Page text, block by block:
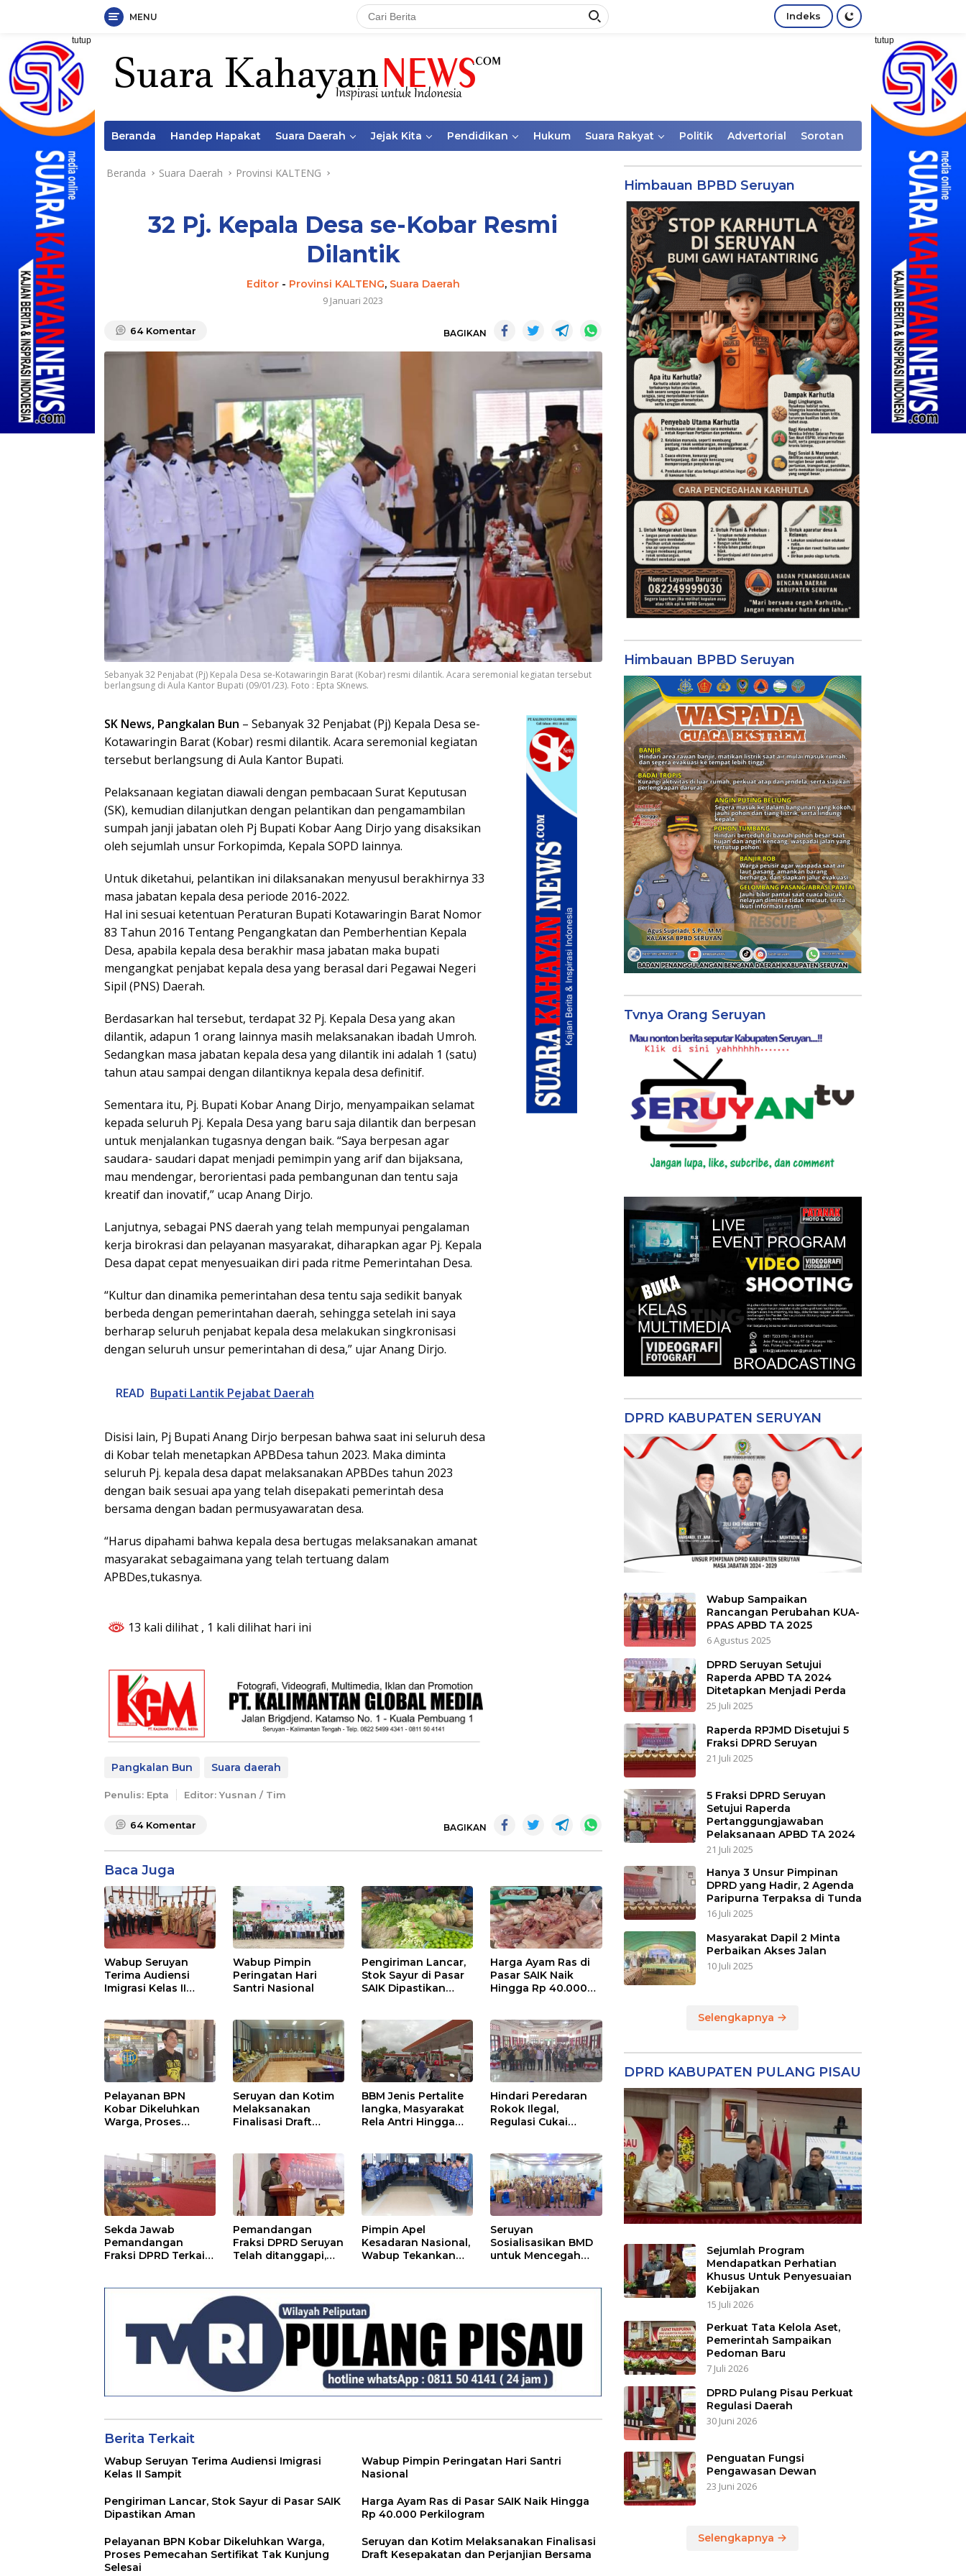
Langsung
konten
MENU Indeks
tutup tutup
Beranda Handep Hapakat Suara Daerah Jejak Kita Pendidikan Hukum Suara Rakyat Politik Advertorial Sorotan
Beranda Suara Daerah Provinsi KALTENG
32 Pj. Kepala Desa se-Kobar Resmi
Dilantik
Editor- Provinsi KALTENG, Suara Daerah
9 Januari 2023
64 Komentar BAGIKAN
Sebanyak 32 Penjabat (Pj) Kepala Desa se-Kotawaringin Barat (Kobar) resmi dilantik. Acara seremonial kegiatan tersebut
berlangsung di Aula Kantor Bupati (09/01/23). Foto : Epta SKnews.
SK News, Pangkalan Bun – Sebanyak 32 Penjabat (Pj) Kepala Desa se-
Kotawaringin Barat (Kobar) resmi dilantik. Acara seremonial kegiatan
tersebut berlangsung di Aula Kantor Bupati.
Pelaksanaan kegiatan diawali dengan pembacaan Surat Keputusan
(SK), kemudian dilanjutkan dengan pelantikan dan pengamambilan
sumpah janji jabatan oleh Pj Bupati Kobar Aang Dirjo yang disaksikan
oleh sejumlah unsur Forkopimda, Kepala SOPD lainnya.
Untuk diketahui, pelantikan ini dilaksanakan menyusul berakhirnya 33
masa jabatan kepala desa periode 2016-2022.
Hal ini sesuai ketentuan Peraturan Bupati Kotawaringin Barat Nomor
83 Tahun 2016 Tentang Pengangkatan dan Pemberhentian Kepala
Desa, apabila kepala desa berakhir masa jabatan maka bupati
mengangkat penjabat kepala desa yang berasal dari Pegawai Negeri
Sipil (PNS) Daerah.
Berdasarkan hal tersebut, terdapat 32 Pj. Kepala Desa yang akan
dilantik, adapun 1 orang lainnya masih melaksanakan ibadah Umroh.
Sedangkan masa jabatan kepala desa yang dilantik ini adalah 1 (satu)
tahun atau sampai dengan dilantiknya kepala desa definitif.
Sementara itu, Pj. Bupati Kobar Anang Dirjo, menyampaikan selamat
kepada seluruh Pj. Kepala Desa yang baru saja dilantik dan berpesan
untuk menjalankan tugasnya dengan baik. “Saya berpesan agar
saudara- saudari dapat menjadi pemimpin yang arif dan bijaksana,
mau mendengar, berorientasi pada pembangunan dan tentu saja
kreatif dan inovatif,” ucap Anang Dirjo.
Lanjutnya, sebagai PNS daerah yang telah mempunyai pengalaman
kerja birokrasi dan pelayanan masyarakat, diharapkan agar Pj. Kepala
Desa dapat cepat menyesuaikan diri pada ritme Pemerintahan Desa.
“Kultur dan dinamika pemerintahan desa tentu saja sedikit banyak
berbeda dengan pemerintahan daerah, sehingga setelah ini saya
berharap seluruh penjabat kepala desa melakukan singkronisasi
dengan seluruh unsur pemerintahan di desa,” ujar Anang Dirjo.
READ Bupati Lantik Pejabat Daerah
Disisi lain, Pj Bupati Anang Dirjo berpesan bahwa saat ini seluruh desa
di Kobar telah menetapkan APBDesa tahun 2023. Maka diminta
seluruh Pj. kepala desa dapat melaksanakan APBDes tahun 2023
dengan baik sesuai apa yang telah disepakati pemerintah desa
bersama dengan badan permusyawaratan desa.
“Harus dipahami bahwa kepala desa bertugas melaksanakan amanat
masyarakat sebagaimana yang telah tertuang dalam
APBDes,tukasnya.
13 kali dilihat , 1 kali dilihat hari ini
Pangkalan Bun Suara daerah
Penulis: Epta Editor: Yusnan / Tim
64 Komentar BAGIKAN
Baca Juga
Wabup Seruyan
Terima Audiensi
Imigrasi Kelas II
Wabup Pimpin
Peringatan Hari
Santri Nasional
Pengiriman Lancar,
Stok Sayur di Pasar
SAIK Dipastikan
Harga Ayam Ras di
Pasar SAIK Naik
Hingga Rp 40.000
Pelayanan BPN
Kobar Dikeluhkan
Warga, Proses
Kunjung Selesai
Seruyan dan Kotim
Melaksanakan
Finalisasi Draft
BBM Jenis Pertalite
langka, Masyarakat
Rela Antri Hingga
Hindari Peredaran
Rokok Ilegal,
Regulasi Cukai
Sekda Jawab
Pemandangan
Fraksi DPRD Terkait
Pemandangan
Fraksi DPRD Seruyan
Telah ditanggapi,
Ditindaklanjuti
Pimpin Apel
Kesadaran Nasional,
Wabup Tekankan
Seruyan
Sosialisasikan BMD
untuk Mencegah
Berita Terkait
Wabup Seruyan Terima Audiensi Imigrasi
Kelas II Sampit
Wabup Pimpin Peringatan Hari Santri
Nasional
Pengiriman Lancar, Stok Sayur di Pasar SAIK
Dipastikan Aman
Harga Ayam Ras di Pasar SAIK Naik Hingga
Rp 40.000 Perkilogram
Pelayanan BPN Kobar Dikeluhkan Warga,
Proses Pemecahan Sertifikat Tak Kunjung
Selesai
Seruyan dan Kotim Melaksanakan Finalisasi
Draft Kesepakatan dan Perjanjian Bersama
Himbauan BPBD Seruyan
Himbauan BPBD Seruyan
Tvnya Orang Seruyan
DPRD KABUPATEN SERUYAN
Wabup Sampaikan
Rancangan Perubahan KUA-
PPAS APBD TA 2025
6 Agustus 2025
DPRD Seruyan Setujui
Raperda APBD TA 2024
Ditetapkan Menjadi Perda
25 Juli 2025
Raperda RPJMD Disetujui 5
Fraksi DPRD Seruyan
21 Juli 2025
5 Fraksi DPRD Seruyan
Setujui Raperda
Pertanggungjawaban
Pelaksanaan APBD TA 2024
21 Juli 2025
Hanya 3 Unsur Pimpinan
DPRD yang Hadir, 2 Agenda
Paripurna Terpaksa di Tunda
16 Juli 2025
Masyarakat Dapil 2 Minta
Perbaikan Akses Jalan
10 Juli 2025
Selengkapnya
DPRD KABUPATEN PULANG PISAU
Sejumlah Program
Mendapatkan Perhatian
Khusus Untuk Penyesuaian
Kebijakan
15 Juli 2026
Perkuat Tata Kelola Aset,
Pemerintah Sampaikan
Pedoman Baru
7 Juli 2026
DPRD Pulang Pisau Perkuat
Regulasi Daerah
30 Juni 2026
Penguatan Fungsi
Pengawasan Dewan
23 Juni 2026
Selengkapnya